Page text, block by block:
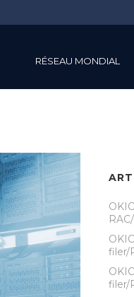
RÉSEAU MONDIAL
filer/
filer/